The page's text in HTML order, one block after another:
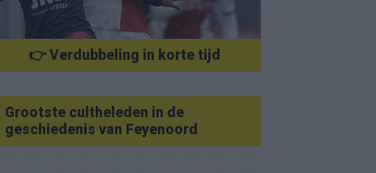
👉 Verdubbeling in korte tijd
Grootste cultheleden in de
geschiedenis van Feyenoord